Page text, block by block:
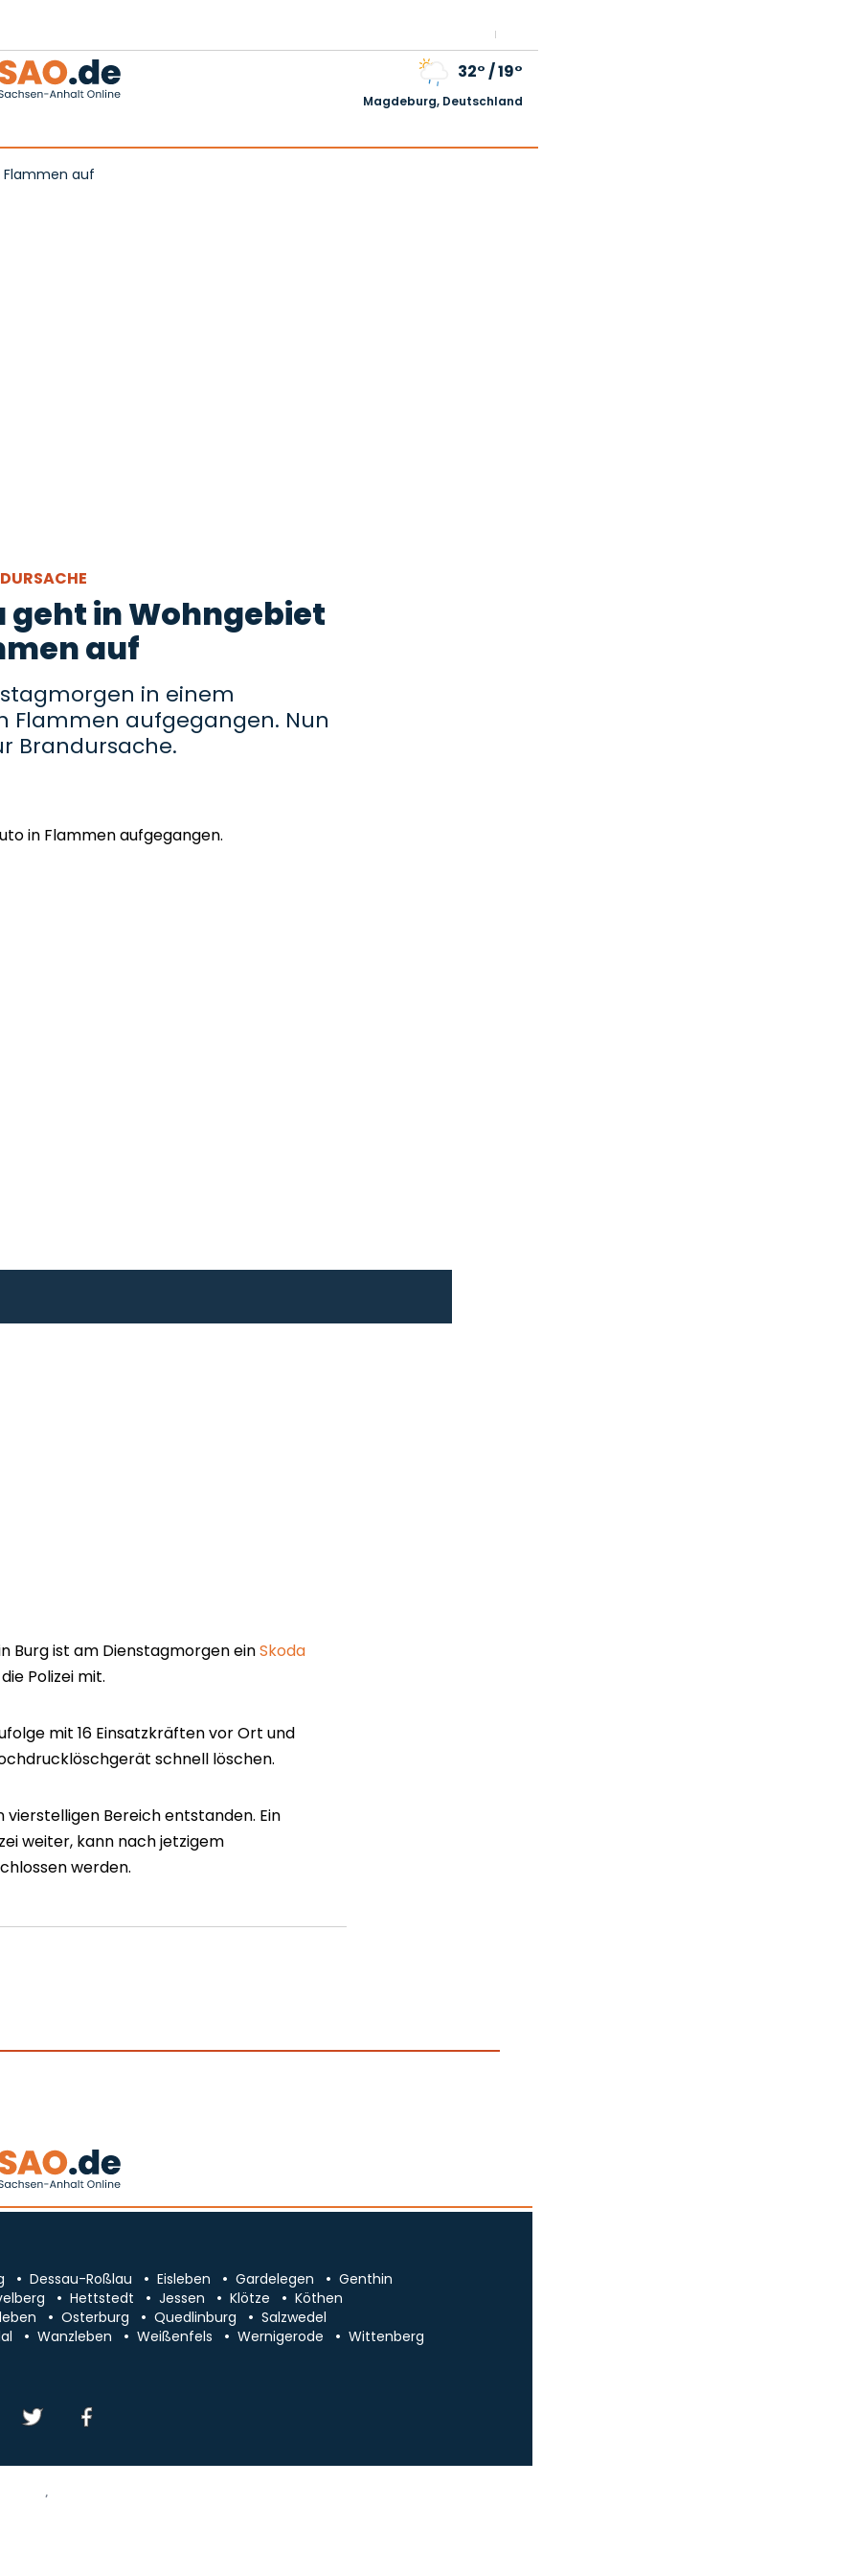
32°/19°
Magdeburg, Deutschland
Flammen auf
geht in Wohngebiet
auf
in einem
Flammen aufgegangen. Nun
Brandursache.
Burg ist am Dienstagmorgen einSkoda
Polizei mit.
mit 16 Einsatzkräften vor Ort und
schnell löschen.
vierstelligen Bereich entstanden. Ein
weiter, kann nach jetzigem
werden.
Dessau-Roßlau Eisleben Gardelegen
Genthin
Hettstedt Jessen Klötze
Köthen
Osterburg Quedlinburg
Salzwedel
Wanzleben Weißenfels Wernigerode
Wittenberg
Kontakt